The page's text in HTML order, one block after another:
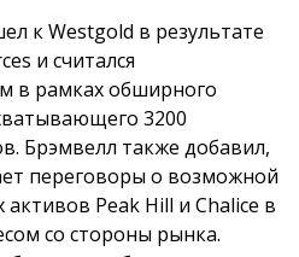
к Westgold в результате
и считался
в рамках обширного
3200
Брэмвелл также добавил,
переговоры о возможной
Peak Hill и Chalice в
со стороны рынка.